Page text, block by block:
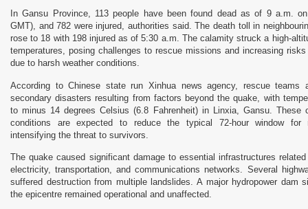
In Gansu Province, 113 people have been found dead as of 9 a.m.
GMT), and 782 were injured, authorities said. The death toll in
rose to 18 with 198 injured as of 5:30 a.m. The calamity struck a high-
temperatures, posing challenges to rescue missions and increasing
due to harsh weather conditions.
According to Chinese state run Xinhua news agency, rescue teams
secondary disasters resulting from factors beyond the quake, with
to minus 14 degrees Celsius (6.8 Fahrenheit) in Linxia, Gansu. These
conditions are expected to reduce the typical 72-hour window for
intensifying the threat to survivors.
The quake caused significant damage to essential infrastructures
electricity, transportation, and communications networks. Several
suffered destruction from multiple landslides. A major hydropower dam
the epicentre remained operational and unaffected.